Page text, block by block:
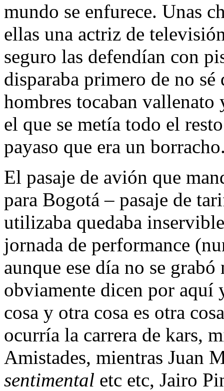
mundo se enfurece. Unas
ellas una actriz de
seguro las defendían con
disparaba primero de no
hombres tocaban
el que se metía todo el
payaso que era un
El pasaje de avión que
para Bogotá – pasaje de
utilizaba quedaba
jornada de performance
aunque ese día no se
obviamente dicen por aquí
cosa y otra cosa es otra
ocurría la carrera de kars,
Amistades, mientras Juan
sentimental etc etc, Jairo